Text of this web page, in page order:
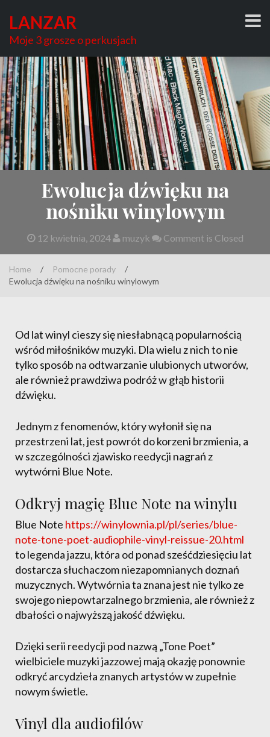
content
LANZAR
Moje 3 grosze o perkusjach
Ewolucja dźwięku na
nośniku winylowym
12 kwietnia, 2024 muzyk Comment is Closed
Home / Pomocne porady
/
Ewolucja dźwięku na nośniku winylowym
Od lat winyl cieszy się niesłabnącą popularnością
wśród miłośników muzyki. Dla wielu z nich to nie
tylko sposób na odtwarzanie ulubionych utworów,
ale również prawdziwa podróż w głąb historii
dźwięku.
Jednym z fenomenów, który wyłonił się na
przestrzeni lat, jest powrót do korzeni brzmienia, a
w szczególności zjawisko reedycji nagrań z
wytwórni Blue Note.
Odkryj magię Blue Note na winylu
Blue Note https://winylownia.pl/pl/series/blue-
note-tone-poet-audiophile-vinyl-reissue-20.html
to legenda jazzu, która od ponad sześćdziesięciu lat
dostarcza słuchaczom niezapomnianych doznań
muzycznych. Wytwórnia ta znana jest nie tylko ze
swojego niepowtarzalnego brzmienia, ale również z
dbałości o najwyższą jakość dźwięku.
Dzięki serii reedycji pod nazwą „Tone Poet”
wielbiciele muzyki jazzowej mają okazję ponownie
odkryć arcydzieła znanych artystów w zupełnie
nowym świetle.
Vinyl dla audiofilów